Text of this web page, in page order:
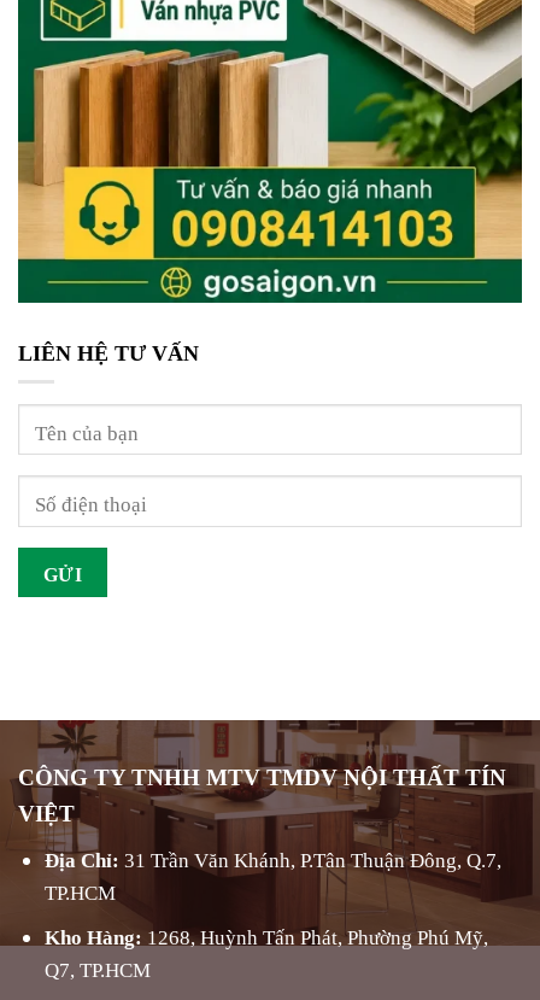
LIÊN HỆ TƯ VẤN
CÔNG TY TNHH MTV TMDV NỘI THẤT TÍN
VIỆT
Địa Chỉ: 31 Trần Văn Khánh, P.Tân Thuận Đông, Q.7,
TP.HCM
Kho Hàng: 1268, Huỳnh Tấn Phát, Phường Phú Mỹ,
Q7, TP.HCM